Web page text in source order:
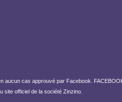
cas approuvé par Facebook.
site officiel de la société Zinzino.
avec les réglementations. Personnalisez vos